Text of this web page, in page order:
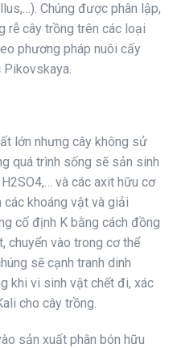
Chúng được phân lập,
rễ cây trồng trên các loại
phương pháp nuôi cấy
lớn nhưng cây không sử
quá trình sống sẽ sản sinh
và các axit hữu cơ
các khoáng vật và giải
cố định K bằng cách đồng
chuyển vào trong cơ thể
sẽ cạnh tranh dinh
khi vi sinh vật chết đi, xác
cho cây trồng.
sản xuất phân bón hữu